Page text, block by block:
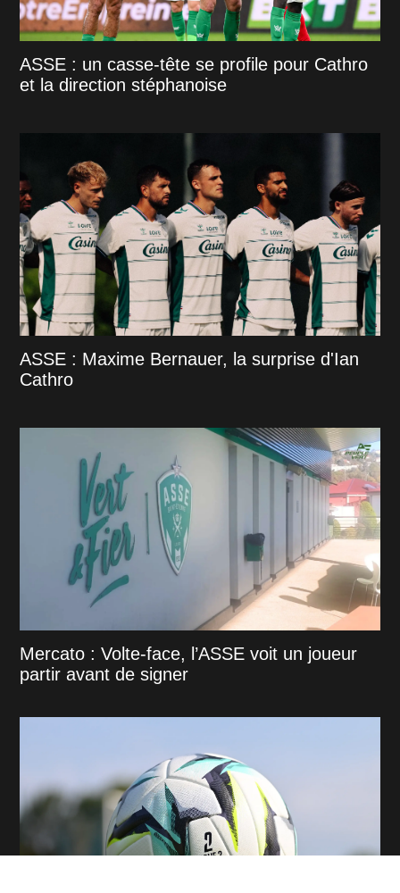
ASSE : un casse-tête se profile pour Cathro
et la direction stéphanoise
ASSE : Maxime Bernauer, la surprise d'Ian
Cathro
Mercato : Volte-face, l’ASSE voit un joueur
partir avant de signer